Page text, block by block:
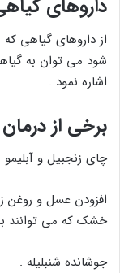
داروهای
از داروهای گیاهی
شود می توان به
اشاره نمود .
برخی از
چای زنجبیل و آبلیمو
افزودن عسل و روغن
خشک که می توانند
جوشانده شنبلیله .